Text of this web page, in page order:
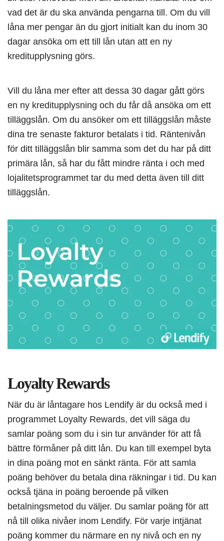
vad det är du ska använda pengarna till. Om du vill
låna mer pengar än du gjort initialt kan du inom 30
dagar ansöka om ett till lån utan att en ny
kreditupplysning görs.
Vill du låna mer efter att dessa 30 dagar gått görs
en ny kreditupplysning och du får då ansöka om ett
tilläggslån. Om du ansöker om ett tilläggslån måste
dina tre senaste fakturor betalats i tid. Räntenivån
för ditt tilläggslån blir samma som det du har på ditt
primära lån, så har du fått mindre ränta i och med
lojalitetsprogrammet tar du med detta även till ditt
tilläggslån.
Loyalty Rewards
När du är låntagare hos Lendify är du också med i
programmet Loyalty Rewards, det vill säga du
samlar poäng som du i sin tur använder för att få
bättre förmåner på ditt lån. Du kan till exempel byta
in dina poäng mot en sänkt ränta. För att samla
poäng behöver du betala dina räkningar i tid. Du kan
också tjäna in poäng beroende på vilken
betalningsmetod du väljer. Du samlar poäng för att
nå till olika nivåer inom Lendify. För varje intjänat
poäng kommer du närmare en ny nivå och en ny